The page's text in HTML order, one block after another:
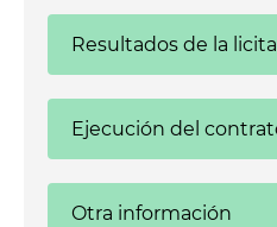
Resultados de la
Ejecución del
Otra información